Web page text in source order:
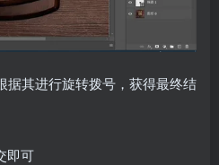
据其进行旋转拨号，获得最终结
即可